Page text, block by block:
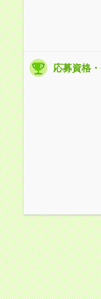
応募資格